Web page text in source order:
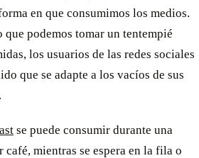
en que consumimos los medios.
que podemos tomar un tentempié
los usuarios de las redes sociales
que se adapte a los vacíos de sus
se puede consumir durante una
café, mientras se espera en la fila o